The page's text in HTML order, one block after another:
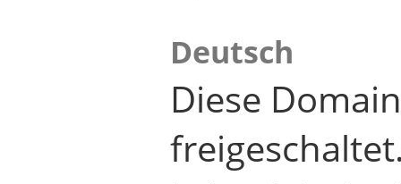
Deutsch
Diese